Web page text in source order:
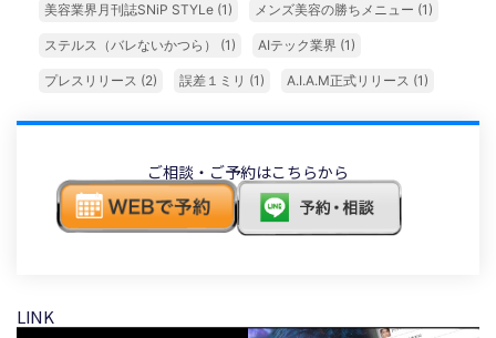
美容業界月刊誌SNiP STYLe (1) メンズ美容の勝ちメニュー (1)
ステルス（バレないかつら） (1) AIテック業界 (1)
プレスリリース (2) 誤差１ミリ (1) A.I.A.M正式リリース (1)
ご相談・ご予約はこちらから
LINK